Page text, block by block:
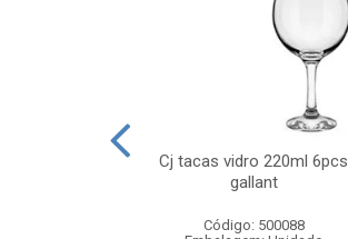
Cj tacas vidro 220ml 6pcs
gallant
Código: 500088